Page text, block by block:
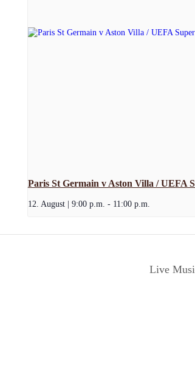
Paris St Germain v Aston Villa / UEFA
12. August | 9:00 p.m. - 11:00 p.m.
Live